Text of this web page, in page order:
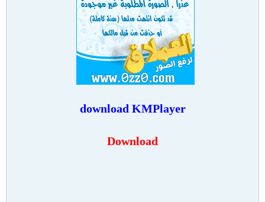
download KMPlayer
Download